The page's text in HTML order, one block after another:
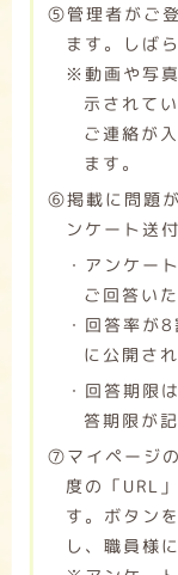
➄管理者がご
ます。しば
※動画や写
示されて
ご連絡が
ます。
➅掲載に問題
ンケート送
・アンケー
ご回答い
・回答率が
に公開さ
・回答期限
答期限が
➆マイページ
度の「URL
す。ボタン
し、職員様